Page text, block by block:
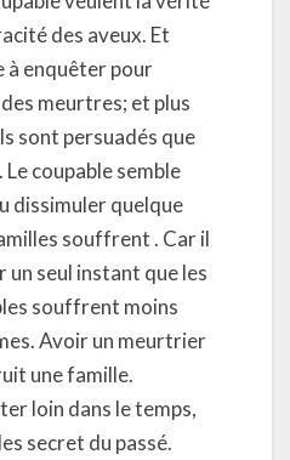
des aveux. Et
enquêter pour
meurtres; et plus
sont persuadés que
coupable semble
dissimuler quelque
souffrent . Car il
un seul instant que les
souffrent moins
Avoir un meurtrier
une famille.
loin dans le temps,
secret du passé.